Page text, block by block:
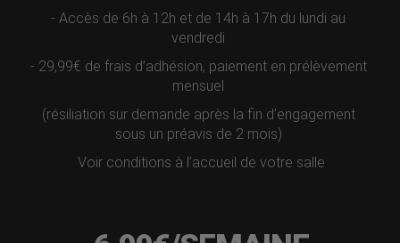
- Accès de 6h à 12h et de 14h à 17h du lundi au
vendredi
- 29,99€ de frais d’adhésion, paiement en prélèvement
mensuel
(résiliation sur demande après la fin d’engagement
sous un préavis de 2 mois)
Voir conditions à l’accueil de votre salle